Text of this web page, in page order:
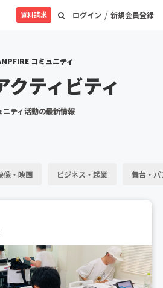
ログイン / 新規会員登録
資料請求
コミュニティ
クティビティ
ニティ活動の最新情報
像・映画 ビジネス・起業 舞台・